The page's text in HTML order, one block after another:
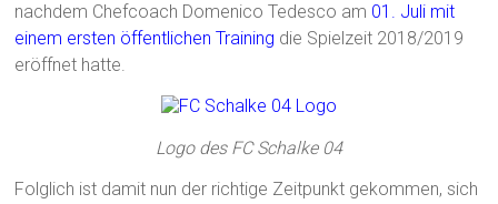
nachdem Chefcoach Domenico Tedesco am 01. Juli mit
einem ersten öffentlichen Training die Spielzeit 2018/2019
eröffnet hatte.
Logo des FC Schalke 04
Folglich ist damit nun der richtige Zeitpunkt gekommen, sich